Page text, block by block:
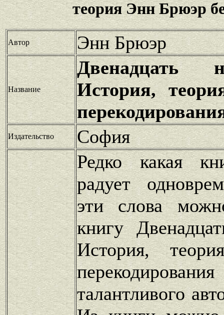
теория Энн Брюэр
Автор Энн Брюэр
Название
Двенадцать
История,
Издательство София
Редко какая
радует
эти слова
книгу
История,
талантливого